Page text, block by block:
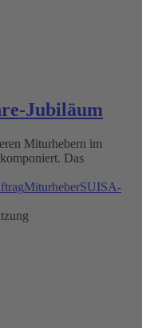
Jubiläum
Miturhebern im
Das
MiturheberSUISA-